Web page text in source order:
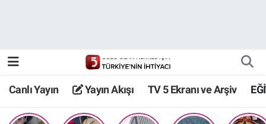
Canlı Yayın Yayın Akışı TV 5 Ekranı ve Arşiv
TV 5 Ekranı ve Arşiv